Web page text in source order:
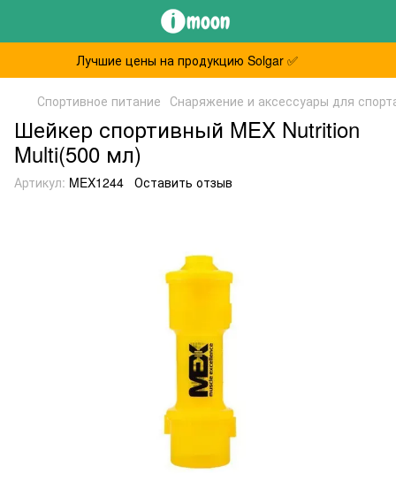
Лучшие цены на продукцию Solgar ✅
Спортивное питание Снаряжение и аксессуары для
Шейкер спортивный MEX Nutrition
Multi(500 мл)
Артикул: MEX1244 Оставить отзыв